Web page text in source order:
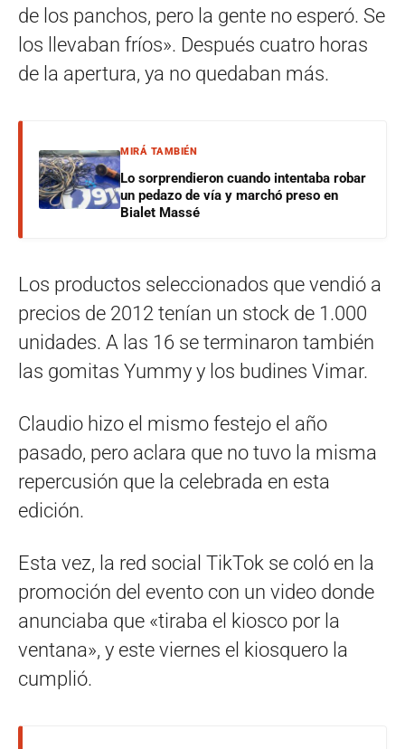
de los panchos, pero la gente no esperó. Se
los llevaban fríos». Después cuatro horas
de la apertura, ya no quedaban más.
MIRÁ TAMBIÉN
Lo sorprendieron cuando intentaba robar
un pedazo de vía y marchó preso en
Bialet Massé
Los productos seleccionados que vendió a
precios de 2012 tenían un stock de 1.000
unidades. A las 16 se terminaron también
las gomitas Yummy y los budines Vimar.
Claudio hizo el mismo festejo el año
pasado, pero aclara que no tuvo la misma
repercusión que la celebrada en esta
edición.
Esta vez, la red social TikTok se coló en la
promoción del evento con un video donde
anunciaba que «tiraba el kiosco por la
ventana», y este viernes el kiosquero la
cumplió.